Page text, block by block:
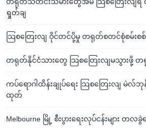
ရှုတ်ချ
သြစတြေးလျ ဝိုင်တင်ပို့မှု တရုတ်စတင်စုံစမ်းစ
တရုတ်နိုင်ငံသားတွေ သြစတြေးလျမသွားဖို့
ကပ်ရောဂါထိန်းချုပ်ရေး သြစတြေးလျ မဲ
ထုတ်
Melbourne မြို့ စီးပွားရေးလုပ်ငန်းများ တ